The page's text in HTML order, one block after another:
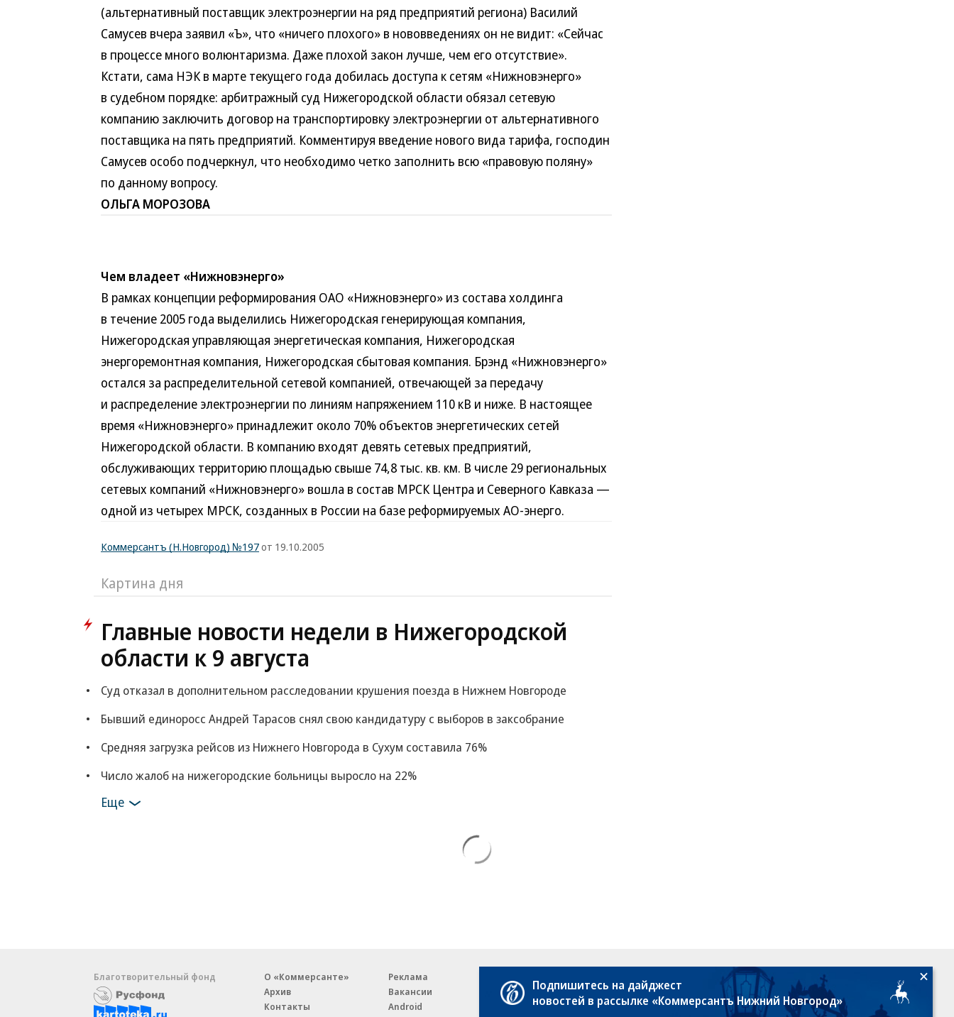
(альтернативный поставщик электроэнергии на ряд предприятий региона) Василий
Самусев вчера заявил «Ъ», что «ничего плохого» в нововведениях он не видит: «Сейчас
в процессе много волюнтаризма. Даже плохой закон лучше, чем его отсутствие».
Кстати, сама НЭК в марте текущего года добилась доступа к сетям «Нижновэнерго»
в судебном порядке: арбитражный суд Нижегородской области обязал сетевую
компанию заключить договор на транспортировку электроэнергии от альтернативного
поставщика на пять предприятий. Комментируя введение нового вида тарифа, господин
Самусев особо подчеркнул, что необходимо четко заполнить всю «правовую поляну»
по данному вопросу.
ОЛЬГА МОРОЗОВА
Чем владеет «Нижновэнерго»
В рамках концепции реформирования ОАО «Нижновэнерго» из состава холдинга
в течение 2005 года выделились Нижегородская генерирующая компания,
Нижегородская управляющая энергетическая компания, Нижегородская
энергоремонтная компания, Нижегородская сбытовая компания. Брэнд «Нижновэнерго»
остался за распределительной сетевой компанией, отвечающей за передачу
и распределение электроэнергии по линиям напряжением 110 кВ и ниже. В настоящее
время «Нижновэнерго» принадлежит около 70% объектов энергетических сетей
Нижегородской области. В компанию входят девять сетевых предприятий,
обслуживающих территорию площадью свыше 74,8 тыс. кв. км. В числе 29 региональных
сетевых компаний «Нижновэнерго» вошла в состав МРСК Центра и Северного Кавказа —
одной из четырех МРСК, созданных в России на базе реформируемых АО-энерго.
Коммерсантъ (Н.Новгород) №197от 19.10.2005
Картина дня
Главные новости недели в Нижегородской
области к 9 августа
Суд отказал в дополнительном расследовании крушения поезда в Нижнем Новгороде
Бывший единоросс Андрей Тарасов снял свою кандидатуру с выборов в заксобрание
Средняя загрузка рейсов из Нижнего Новгорода в Сухум составила 76%
Число жалоб на нижегородские больницы выросло на 22%
Еще
Благотворительный фонд
О «Коммерсанте»
Архив
Контакты
Реклама
Вакансии
Android
Правовая информация
E-mail рассылки
Подпишитесь на дайджест
новостей в рассылке «Коммерсантъ Нижний Новгород»